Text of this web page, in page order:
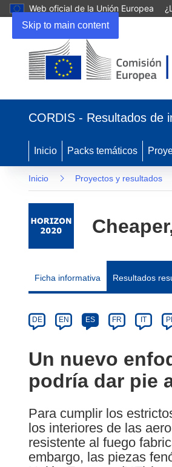
Skip to main content
Web oficial de la Unión Europea
en
nueva
ventana)
CORDIS - Resultados de
Inicio Packs temáticos
Inicio Proyectos y resultados
Ficha informativa Resultados
Category
Article
available
the
following
languages:
DE EN ES FR IT
Un nuevo
podría dar pie
Para cumplir los
los interiores de las
resistente al fuego
embargo, las piezas